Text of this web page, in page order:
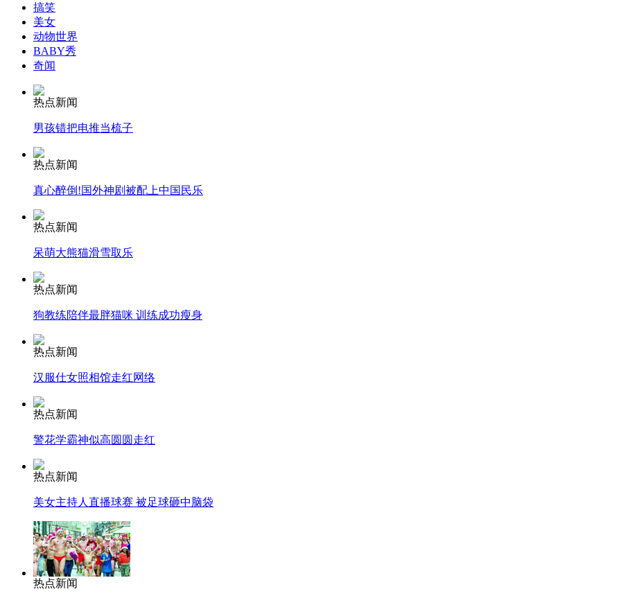
女孩北京地铁殴打老人 痛下狠手拳打脚踢
无痛分娩是否安全 医生回应
外交部：反对强权政治霸凌主义
外交部：有关国家言论片面不公正
走！跟着总书记去植树
纽约上演“枕头大战”
搞笑
美女
动物世界
BABY秀
奇闻
热点新闻
男孩错把电推当梳子
热点新闻
真心醉倒!国外神剧被配上中国民乐
热点新闻
呆萌大熊猫滑雪取乐
热点新闻
狗教练陪伴最胖猫咪 训练成功瘦身
热点新闻
汉服仕女照相馆走红网络
热点新闻
警花学霸神似高圆圆走红
热点新闻
美女主持人直播球赛 被足球砸中脑袋
热点新闻